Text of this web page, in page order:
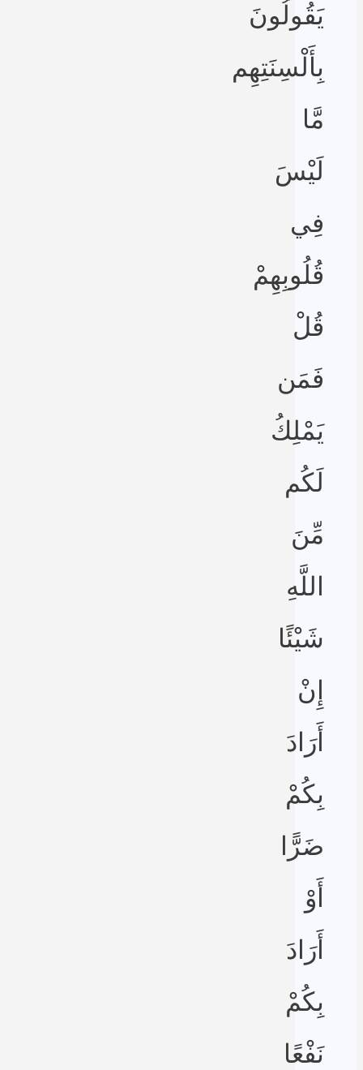
يَقُولُونَ
بِأَلْسِنَتِهِم
مَّا
لَيْسَ
فِي
قُلُوبِهِمْ
قُلْ
فَمَن
يَمْلِكُ
لَكُم
مِّنَ
اللَّهِ
شَيْئًا
إِنْ
أَرَادَ
بِكُمْ
ضَرًّا
أَوْ
أَرَادَ
بِكُمْ
نَفْعًا